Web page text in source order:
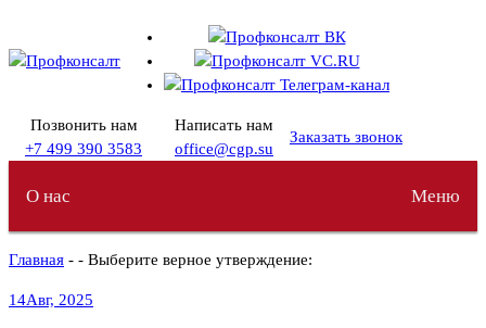
содержимому
Позвонить нам
+7 499 390 3583
Написать нам
office@cgp.su
Заказать звонок
О нас Меню
Главная - - Выберите верное утверждение:
14Авг, 2025